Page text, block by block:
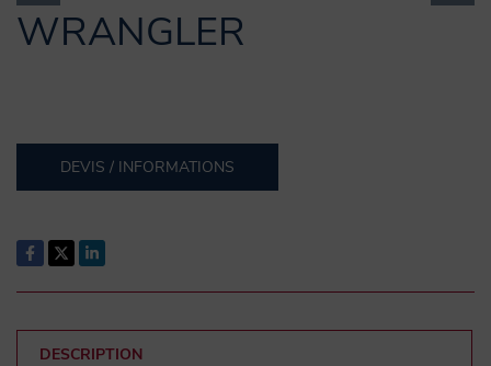
WRANGLER
DEVIS / INFORMATIONS
DESCRIPTION